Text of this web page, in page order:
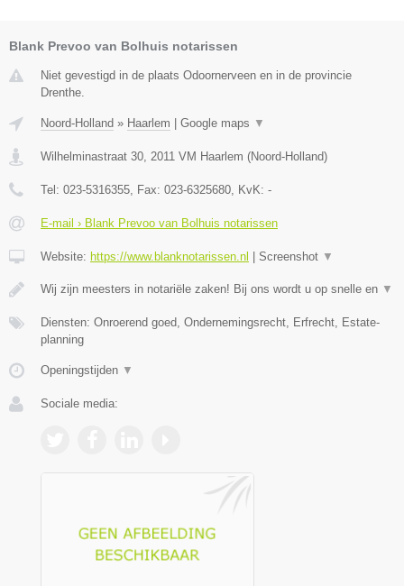
Blank Prevoo van Bolhuis notarissen
Niet gevestigd in de plaats Odoornerveen en in de provincie
Drenthe.
Noord-Holland » Haarlem Google maps ▼
Wilhelminastraat 30 2011 VM Haarlem (Noord-Holland)
Tel: 023-5316355 , Fax: 023-6325680 , KvK: -
E-mail › Blank Prevoo van Bolhuis notarissen
Website: https://www.blanknotarissen.nl Screenshot ▼
Wij zijn meesters in notariële zaken! Bij ons wordt u op snelle en ▼
Diensten: Onroerend goed, Ondernemingsrecht, Erfrecht, Estate-
planning
Openingstijden ▼
Sociale media: